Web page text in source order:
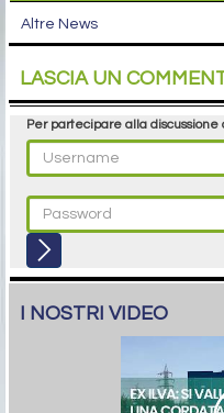
Altre News
LASCIA UN
Per partecipare alla
I NOSTRI VIDEO